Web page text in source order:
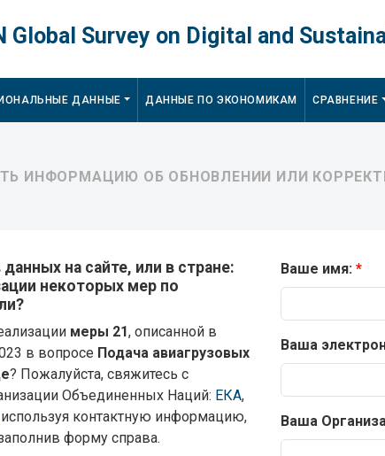
Global Survey on Digital and
ДАННЫЕ ДАННЫЕ ПО ЭКОНОМИКАМ СРАВНЕНИЕ
ИНФОРМАЦИЮ ОБ ОБНОВЛЕНИИ ИЛИ
на сайте, или в стране:
некоторых мер по
меры 21, описанной в
в вопросе Подача авиагрузовых
? Пожалуйста, свяжитесь с
Объединенных Наций: ЕКА,
используя контактную информацию,
форму справа.
Ваше имя:
Ваша
Ваша